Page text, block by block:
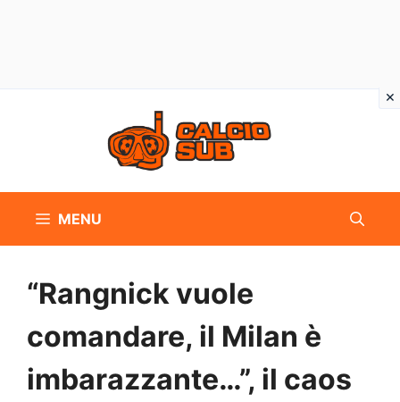
MENU
“Rangnick vuole
comandare, il Milan è
imbarazzante…”, il caos